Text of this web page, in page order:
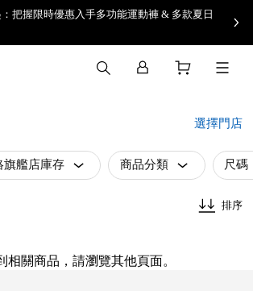
把握限時優惠入手多功能運動褲 & 多款夏日
選擇門店
旗艦店庫存 商品分類 尺碼
排序
相關商品，請瀏覽其他頁面。